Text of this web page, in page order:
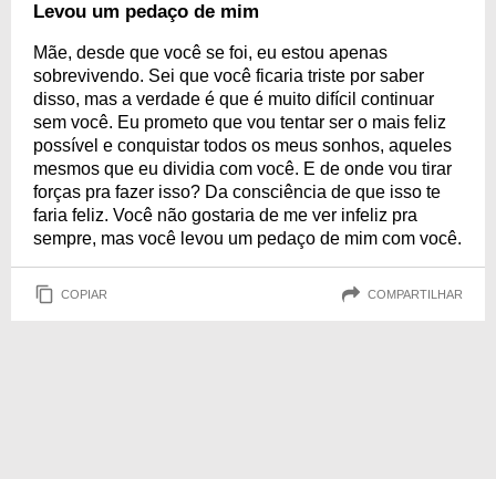
Levou um pedaço de mim
Mãe, desde que você se foi, eu estou apenas
sobrevivendo. Sei que você ficaria triste por saber
disso, mas a verdade é que é muito difícil continuar
sem você. Eu prometo que vou tentar ser o mais feliz
possível e conquistar todos os meus sonhos, aqueles
mesmos que eu dividia com você. E de onde vou tirar
forças pra fazer isso? Da consciência de que isso te
faria feliz. Você não gostaria de me ver infeliz pra
sempre, mas você levou um pedaço de mim com você.
COPIAR COMPARTILHAR